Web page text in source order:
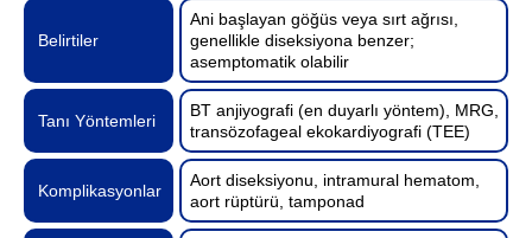
Belirtiler
Ani başlayan göğüs veya sırt ağrısı,
genellikle diseksiyona benzer;
asemptomatik olabilir
Tanı Yöntemleri
BT anjiyografi (en duyarlı yöntem), MRG,
transözofageal ekokardiyografi (TEE)
Komplikasyonlar
Aort diseksiyonu, intramural hematom,
aort rüptürü, tamponad